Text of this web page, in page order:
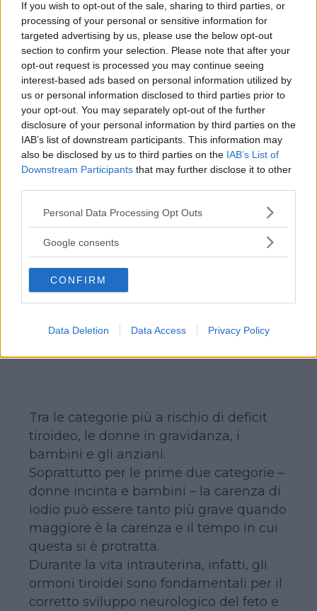
If you wish to opt-out of the sale, sharing to third parties, or
processing of your personal or sensitive information for
targeted advertising by us, please use the below opt-out
section to confirm your selection. Please note that after your
opt-out request is processed you may continue seeing
interest-based ads based on personal information utilized by
us or personal information disclosed to third parties prior to
your opt-out. You may separately opt-out of the further
disclosure of your personal information by third parties on the
IAB’s list of downstream participants. This information may
also be disclosed by us to third parties on the IAB’s List of
Downstream Participants that may further disclose it to other
Please note that this website/app uses one or more Google
not limited to your visit or usage behaviour. You may click to
use your data for below specified purposes in below Google
consent section.
Personal Data Processing Opt Outs
Google consents
CONFIRM
Data Deletion Data Access Privacy Policy
Le principali patologie legate al mal
funzionamento della tiroide – deficit
cognitivi, riduzione del quoziente
intellettivo, gozzo, formazione di noduli,
ipertiroidismo – sono causate da
carenza di iodio, un micronutriente
prezioso presente in parte nei cibi,
difficile, però, da assimilare data la
bassa concentrazione dello stesso nei
e latticini, anche se il modo migliore per
introdurlo nell’organismo rimane
sempre una dieta quanto più bilanciata
e variegata possibile e l’utilizzo di
integratori, primo fra tutti il sale iodato.
Tra le categorie più a rischio di deficit
tiroideo, le donne in gravidanza, i
bambini e gli anziani.
Soprattutto per le prime due categorie –
donne incinta e bambini – la carenza di
iodio può essere tanto più grave quando
maggiore è la carenza e il tempo in cui
questa si è protratta.
Durante la vita intrauterina, infatti, gli
ormoni tiroidei sono fondamentali per il
corretto sviluppo neurologico del feto e